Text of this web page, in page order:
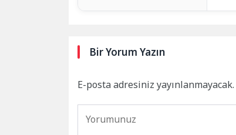
Bir Yorum Yazın
E-posta adresiniz yayınlanmayacak.